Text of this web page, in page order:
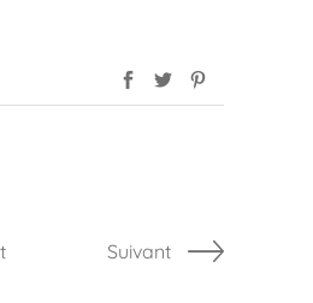
Suivant